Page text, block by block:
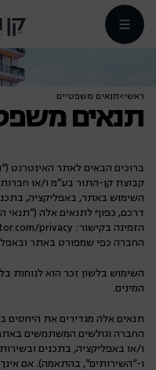
ראשי>תנאים משפטיים
תנאים
ברוכים הבאים לאתר האינטרנט
קבוצת קן-התור בע”מ ו/או חברות
השימוש באתר, באפליקציה,
דרכם, כפוף לתנאים אלה (“תנאי
החברה כפי שמפורט באתר
השימוש בלשון זכר הוא לנוחות
המינים.
תנאים אלה מגדירים את היחסים
החברה וגולשים המשתמשים
ו/או באפליקציה, בתכנים
ו-“השירותים“, בהתאמה). אם